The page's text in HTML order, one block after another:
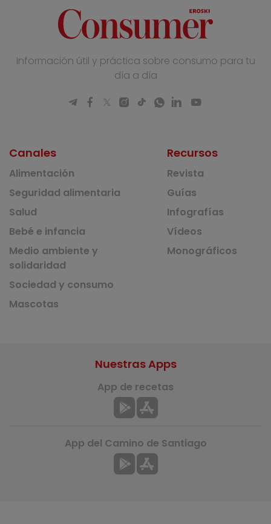
Información útil y práctica sobre consumo para tu
día a día
Canales
Alimentación
Seguridad alimentaria
Salud
Bebé e infancia
Medio ambiente y
solidaridad
Sociedad y consumo
Mascotas
Recursos
Revista
Guías
Infografías
Vídeos
Monográficos
Nuestras Apps
App de recetas
App del Camino de Santiago